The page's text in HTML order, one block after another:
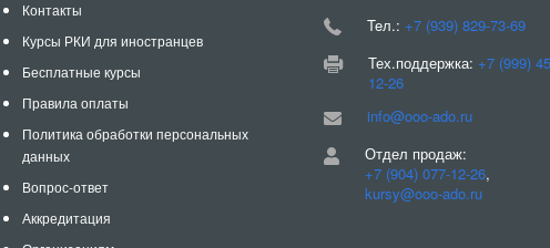
Контакты
Курсы РКИ для иностранцев
Бесплатные курсы
Правила оплаты
Политика обработки персональных
данных
Вопрос-ответ
Аккредитация
Teл.: +7 (939) 829-73-69
Тех.поддержка: +7 (999)
12-26
info@ooo-ado.ru
Отдел продаж:
+7 (904) 077-12-26,
kursy@ooo-ado.ru